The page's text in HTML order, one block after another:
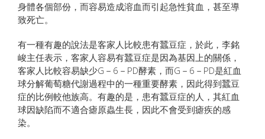
身體各個部份，而容易造成溶血而引起急性貧血，甚至導
致死亡。
有一種有趣的說法是客家人比較患有蠶豆症，於此，李銘
峻主任表示，客家人容易有蠶豆症是因為基因上的關係，
客家人比較容易缺少G－6－PD酵素，而G－6－PD是紅血
球分解葡萄糖代謝過程中的一種重要酵素，因此得到蠶豆
症的比例較他族高。有趣的是，患有蠶豆症的人，其紅血
球因缺陷而不適合瘧原蟲生長，因此不會受到瘧疾的感
染。